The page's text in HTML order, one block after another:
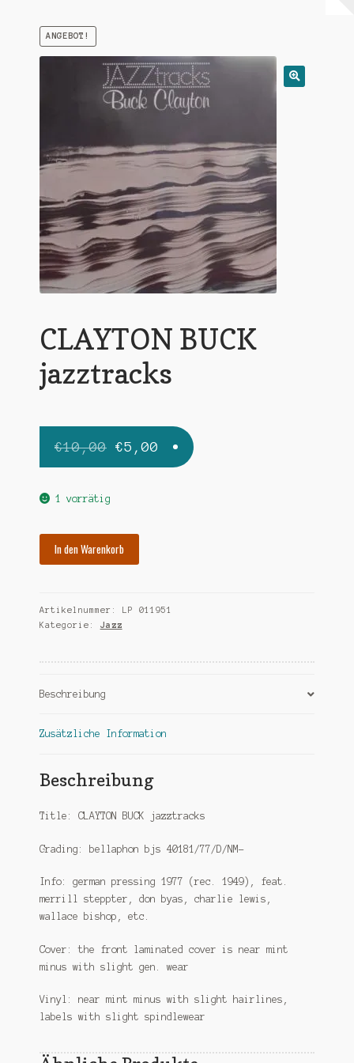
WarenkorbANGEBOT!
CLAYTON BUCK
jazztracks
€10,00 Ursprünglicher
Preis
€5,00 Aktueller
Preis
1 vorrätig
In den Warenkorb
Artikelnummer:
LP 011951
Kategorie: Jazz
Beschreibung
Zusätzliche Information
Beschreibung
Title: CLAYTON BUCK jazztracks
Grading: bellaphon bjs 40181/77/D/NM-
Info: german pressing 1977 (rec. 1949), feat.
merrill steppter, don byas, charlie lewis,
wallace bishop, etc.
Cover: the front laminated cover is near mint
minus with slight gen. wear
Vinyl: near mint minus with slight hairlines,
labels with slight spindlewear